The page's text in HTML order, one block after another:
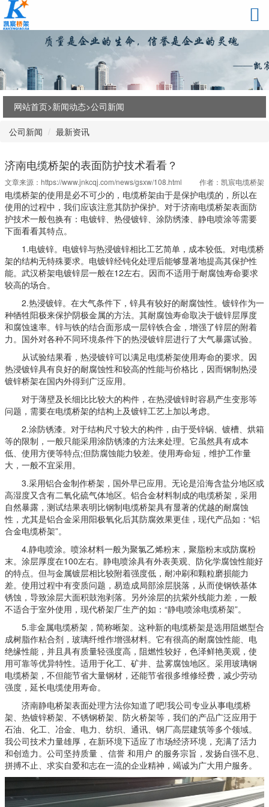
网站首页>新闻动态>公司新闻
公司新闻 最新资讯
济南电缆桥架的表面防护技术看看？
文章来源： https://www.jnkcqj.com/news/gsxw/108.html 作者：凯宸电缆桥架
电缆桥架的使用是必不可少的，电缆桥架由于是保护电缆的，所以在
使用的过程中，我们应该注意其防护保护。对于济南电缆桥架表面防
护技术一般包换有：电镀锌、热侵镀锌、涂防绣漆、静电喷涂等需要
下面看看其特点。
1.电镀锌。电镀锌与热浸镀锌相比工艺简单，成本较低。对电缆桥
架的结构无特殊要求。电镀锌经钝化处理后能够显著地提高其保护性
能。武汉桥架电镀锌层一般在12左右。因而不适用于耐腐蚀寿命要求
较高的场合。
2.热浸镀锌。在大气条件下，锌具有较好的耐腐蚀性。镀锌作为一
种牺牲阳极来保护阴极金属的方法。其耐腐蚀寿命取决于镀锌层厚度
和腐蚀速率。锌与铁的结合面形成一层锌铁合金，增强了锌层的附着
力。国外对各种不同环境条件下的热浸镀锌层进行了大气暴露试验。
从试验结果看，热浸镀锌可以满足电缆桥架使用寿命的要求。因
热浸镀锌具有良好的耐腐蚀性和较高的性能与价格比，因而钢制热浸
镀锌桥架在国内外得到广泛应用。
对于薄壁及长细比比较大的构件，在热浸镀锌时容易产生变形等
问题，需要在电缆桥架的结构上及镀锌工艺上加以考虑。
2.涂防锈漆。对于结构尺寸较大的构件，由于受锌锅、镀槽、烘箱
等的限制，一般只能采用涂防锈漆的方法来处理。它虽然具有成本
低、使用方便等特点;但防腐蚀能力较差。使用寿命短，维护工作量
大，一般不宜采用。
3.采用铝合金制作桥架，国外早已应用。无论是沿海含盐分地区或
高湿度又含有二氧化硫气体地区。铝合金材料制成的电缆桥架，采用
自然暴露，测试结果表明比钢制电缆桥架具有显著的优越的耐腐蚀
性，尤其是铝合金采用阳极氧化后其防腐效果更佳，现代产品如：“铝
合金电缆桥架”。
4.静电喷涂。喷涂材料一般为聚氯乙烯粉末，聚脂粉末或防腐粉
末。涂层厚度在100左右。静电喷涂具有外表美观、防化学腐蚀性能好
的特点。但与金属镀层相比较附着强度低，耐冲刷和颗粒磨损能力
差。使用过程中有变质问题，易造成局部涂层脱落，从而使钢铁基体
锈蚀，导致涂层大面积鼓泡剥落。另外涂层的抗紫外线能力差，一般
不适合于室外使用，现代桥架厂生产的如：“静电喷涂电缆桥架”。
5.非金属电缆桥架，简称晰架。这种新的电缆桥架是选用阻燃型合
成树脂作粘合剂，玻璃纤维作增强材料。它有很高的耐腐蚀性能、电
绝缘性能，并且具有质量轻强度高，阻燃性较好，色泽鲜艳美观，使
用可靠等优异特性。适用于化工、矿井、盐雾腐蚀地区。采用玻璃钢
电缆桥架，不但能节省大量钢材，还能节省很多维修经费，减少劳动
强度，延长电缆使用寿命。
济南静电桥架表面处理方法你知道了吧!我公司专业从事电缆桥
架、热镀锌桥架、不锈钢桥架、防火桥架等，我们的产品广泛应用于
石油、化工、冶金、电力、纺织、通讯、钢厂高层建筑等多个领域。
我公司技术力量雄厚，在新环境下适应了市场经济环境，充满了活力
和创造力。公司坚持质量 、信誉 和用户 的服务宗旨，发扬自强不息、
拼搏不止、求实自爱和志在一流的企业精神，竭诚为广大用户服务。